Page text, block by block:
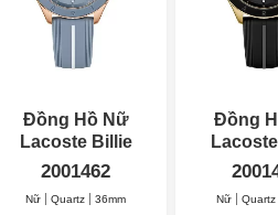
Đồng Hồ Nữ
Lacoste Billie
36mm
2001462
Nữ Quartz 36mm
Đồng
Nữ Quartz